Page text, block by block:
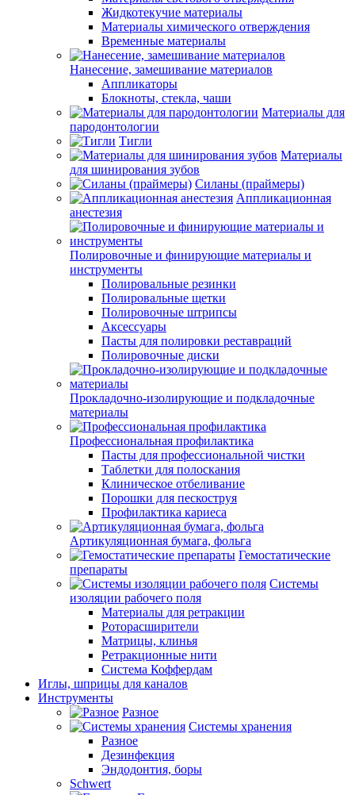
Жидкотекучие материалы
Материалы химического отверждения
Временные материалы
Нанесение, замешивание материалов
Аппликаторы
Блокноты, стекла, чаши
Материалы для
пародонтологии
Тигли
Материалы
для шинирования зубов
Силаны (праймеры)
Аппликационная
анестезия
Полировочные и финирующие материалы и
инструменты
Полировальные резинки
Полировальные щетки
Полировочные штрипсы
Аксессуары
Пасты для полировки реставраций
Полировочные диски
Прокладочно-изолирующие и подкладочные
материалы
Профессиональная профилактика
Пасты для профессиональной чистки
Таблетки для полоскания
Клиническое отбеливание
Порошки для пескоструя
Профилактика кариеса
Артикуляционная бумага, фольга
Гемостатические
препараты
Системы
изоляции рабочего поля
Материалы для ретракции
Роторасширители
Матрицы, клинья
Ретракционные нити
Система Коффердам
Иглы, шприцы для каналов
Инструменты
Разное
Системы хранения
Разное
Дезинфекция
Эндодонтия, боры
Schwert